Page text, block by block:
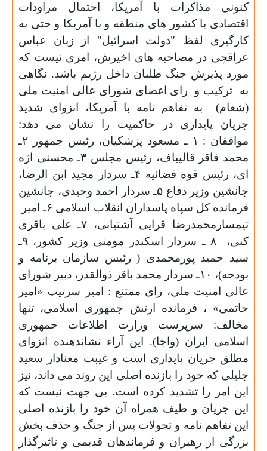
کنونی مذاکرات با آمریکا، احتمال مراودات
اقتصادی با کشور های منطقه و با آمریکا و حتی به
کارگیری لفظ "دولت اسرائیل" از زبان عباس
عراقچی در مصاحبه های اخیرش، امری نیست که
مورد پذیرش جنگ طلبان داخل رژیم باشد. نگاهی
به ترکیب و رای اعضای شورای عالی امنیت ملی
(شعام) به تفاهم نامه با آمریکا، انزوای شدید
جریان پایداری در حاکمیت را نشان می دهد:
موافقان : ۱ ـ مسعود پزشکیان، رئیس جمهور ۲ـ
محمد فاقر قالیباف، رئیس مجلس ۳ـ محسنی اژه
ای، رئیس قوه قضائیه ۴ـ سردار مجید ابن الرضا،
جانشین وزیر دفاع ۵ـ سردار احمد وحیدی، جانشین
فرمانده کل سپاه پاسداران انقلاب اسلامی ۶ـ امیر
تیمسارمحمدرضا قرایی آشتیانی، ۷ـ علی باقری
کنی، ۸ ـ سردار اسکندر مومنی وزیر کشور، ۹ـ
سید حمید پورمحمدی ( رئیس سازمان برنامه و
بودجه)، ۱۰ـ سردار محمد باقر ذوالقدر، دبیر شورای
عالی امنیت ملی، رای ممتنع : امیر سرتیپ «امیر
حاتمی» ، فرمانده ارتش جمهوری اسلامی، تنها
مخالف: سرپرست وزارت اطلاعات جمهوری
اسلامی ایران (واجا). این آراء نشاندهنده انزوای
مطلق جریان پایداری است و غیبت معنادار سعید
جلیلی که خود را بازنده اصلی این روند می داند، نیز
این امر را تشدید کرده است. بی جهت نیست که
این جریان و طیف همراه آن خود را بازنده اصلی
این تفاهم نامه و تحولات پس از جنگ و حذف بخش
بزرگی از رهبران و فرماندهان قدیمی و تاثیرگذار